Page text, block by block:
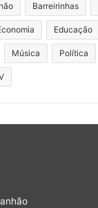
Barreirinhas
Educação
Música Política